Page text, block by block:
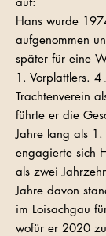
Hans wurde
aufgenommen
später für eine
1. Vorplattlers.
Trachtenverein
führte er die
Jahre lang als 1.
engagierte sich
als zwei
Jahre davon
im Loisachgau
wofür er 2020